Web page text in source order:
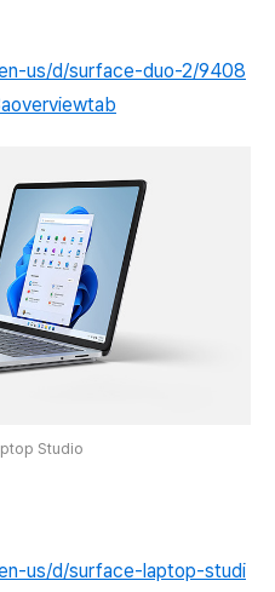
us/d/surface-duo-2/9408
Studio
us/d/surface-laptop-studi